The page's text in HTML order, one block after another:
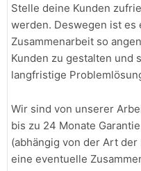
Stelle deine Kunden
werden. Deswegen ist es
Zusammenarbeit so
Kunden zu gestalten und
langfristige
Wir sind von unserer
bis zu 24 Monate
(abhängig von der Art
eine eventuelle